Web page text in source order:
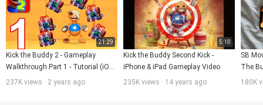
amigos?Inclua sua sugestão no feedback!
21:29
Kick the Buddy 2 - Gameplay
Walkthrough Part 1 - Tutorial (iOS,
Android)
237K views · 2 years ago
5:18
Kick the Buddy Second Kick -
iPhone & iPad Gameplay Video
235K views · 14 years ago
SB
The
180K